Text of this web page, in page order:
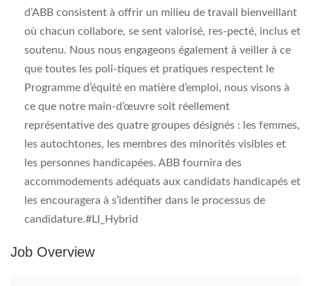
d’ABB consistent à offrir un milieu de travail bienveillant
où chacun collabore, se sent valorisé, res-pecté, inclus et
soutenu. Nous nous engageons également à veiller à ce
que toutes les poli-tiques et pratiques respectent le
Programme d’équité en matière d’emploi, nous visons à
ce que notre main-d’œuvre soit réellement
représentative des quatre groupes désignés : les femmes,
les autochtones, les membres des minorités visibles et
les personnes handicapées. ABB fournira des
accommodements adéquats aux candidats handicapés et
les encouragera à s’identifier dans le processus de
candidature.#LI_Hybrid
Job Overview